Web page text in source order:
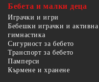
Бебета и малки деца
Играчки и игри
Бебешки играчки и активна
гимнастика
Сигурност за бебето
Транспорт за бебето
Памперси
Кърмене и хранене